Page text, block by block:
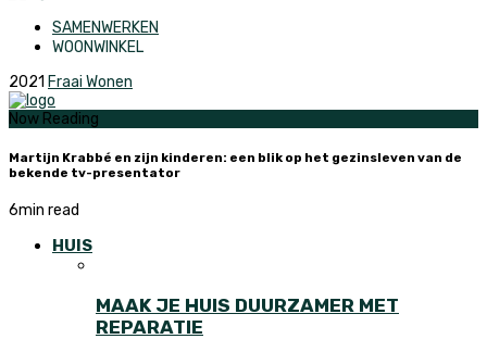
SAMENWERKEN
WOONWINKEL
2021 Fraai Wonen
Now Reading
Martijn Krabbé en zijn kinderen: een blik op het gezinsleven van de
bekende tv-presentator
6min read
HUIS
MAAK JE HUIS DUURZAMER MET
REPARATIE